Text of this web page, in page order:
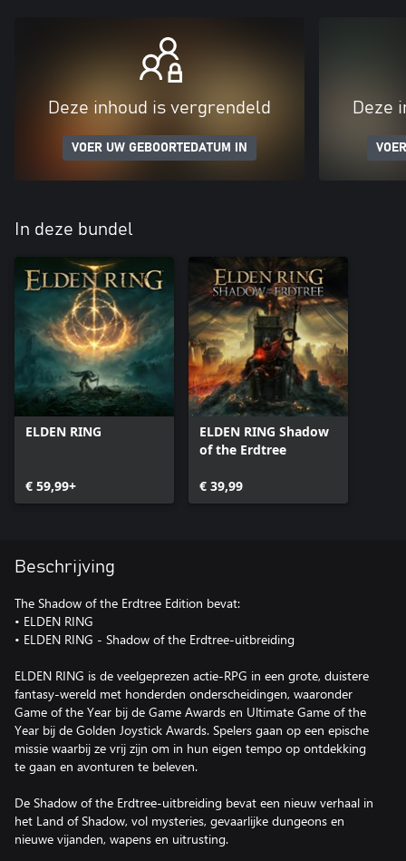
Deze inhoud is vergrendeld
VOER UW GEBOORTEDATUM IN
Deze
In deze bundel
ELDEN RING
€ 59,99+
ELDEN RING Shadow
of the Erdtree
€ 39,99
Beschrijving
The Shadow of the Erdtree Edition bevat:
• ELDEN RING
• ELDEN RING - Shadow of the Erdtree-uitbreiding
ELDEN RING is de veelgeprezen actie-RPG in een grote, duistere
fantasy-wereld met honderden onderscheidingen, waaronder
Game of the Year bij de Game Awards en Ultimate Game of the
Year bij de Golden Joystick Awards. Spelers gaan op een epische
missie waarbij ze vrij zijn om in hun eigen tempo op ontdekking
te gaan en avonturen te beleven.
De Shadow of the Erdtree-uitbreiding bevat een nieuw verhaal in
het Land of Shadow, vol mysteries, gevaarlijke dungeons en
nieuwe vijanden, wapens en uitrusting.